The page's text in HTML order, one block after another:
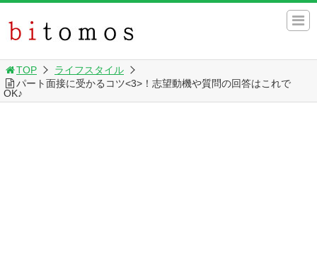
TOP
ライフスタイル
パート面接に受かるコツ<3>！志望動機や質問の回答はこれで
OK♪